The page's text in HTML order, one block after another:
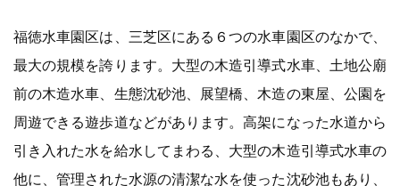
福徳水車園区は、三芝区にある６つの水車園区のなかで、
最大の規模を誇ります。大型の木造引導式水車、土地公廟
前の木造水車、生態沈砂池、展望橋、木造の東屋、公園を
周遊できる遊歩道などがあります。高架になった水道から
引き入れた水を給水してまわる、大型の木造引導式水車の
他に、管理された水源の清潔な水を使った沈砂池もあり、